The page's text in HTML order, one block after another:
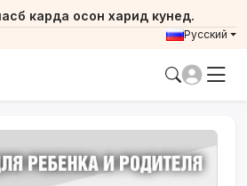
карда осон харид кунед.
Русский